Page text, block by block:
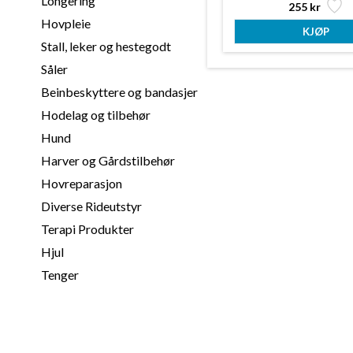
Hovpleie
Stall, leker og hestegodt
Såler
Beinbeskyttere og bandasjer
Hodelag og tilbehør
Hund
Harver og Gårdstilbehør
Hovreparasjon
Diverse Rideutstyr
Terapi Produkter
Hjul
Tenger
255 kr